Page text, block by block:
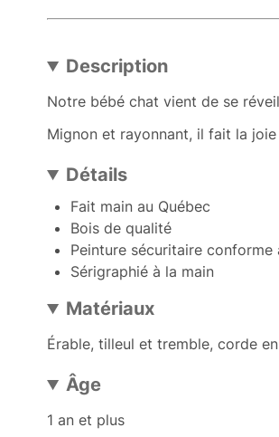
Description
Notre bébé chat vient de se
Mignon et rayonnant, il fait la
Détails
Fait main au Québec
Bois de qualité
Peinture sécuritaire conforme
Sérigraphié à la main
Matériaux
Érable, tilleul et tremble, corde
Âge
1 an et plus